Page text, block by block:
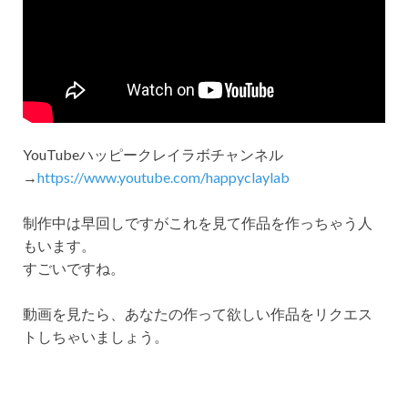
YouTubeハッピークレイラボチャンネル
→https://www.youtube.com/happyclaylab
制作中は早回しですがこれを見て作品を作っちゃう人
もいます。
すごいですね。
動画を見たら、あなたの作って欲しい作品をリクエス
トしちゃいましょう。